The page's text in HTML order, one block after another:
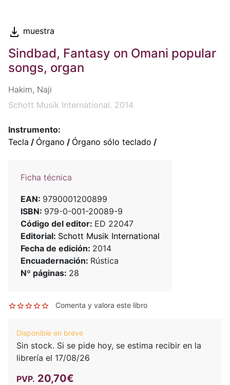
muestra
Sindbad, Fantasy on Omani popular
songs, organ
Hakim, Naji
Schott Musik International. 2014
Instrumento:
Tecla / Órgano / Órgano sólo teclado /
Ficha técnica
EAN: 9790001200899
ISBN: 979-0-001-20089-9
Código del editor: ED 22047
Editorial: Schott Musik International
Fecha de edición: 2014
Encuadernación: Rústica
Nº páginas: 28
Comenta y valora este libro
Disponible en breve
Sin stock. Si se pide hoy, se estima recibir en la
librería el 17/08/26
PVP. 20,70€